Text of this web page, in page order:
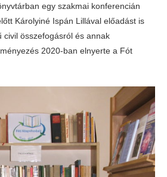
egy szakmai konferencián
Károlyiné Ispán Lillával előadást is
civil összefogásról és annak
2020-ban elnyerte a Fót